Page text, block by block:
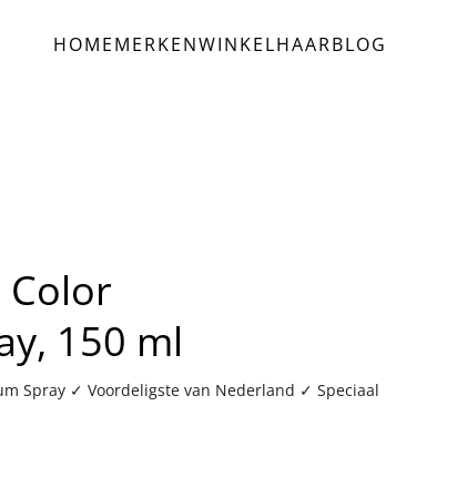
HOMEMERKENWINKELHAARBLOG
Color
150 ml
Spray ✓ Voordeligste van Nederland ✓ Speciaal